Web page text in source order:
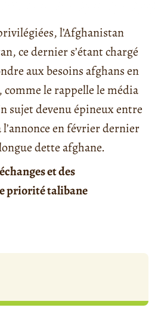
l’Afghanistan
ce dernier s’étant chargé
aux besoins afghans en
le rappelle le média
sujet devenu épineux entre
l’annonce en février dernier
dette afghane.
et des
priorité talibane